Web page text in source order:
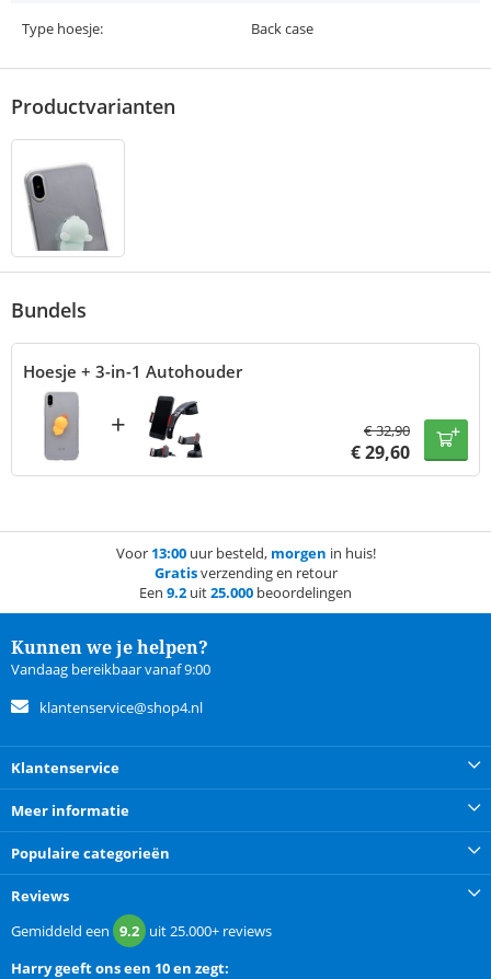
Type hoesje: Back case
Productvarianten
Bundels
Hoesje + 3-in-1 Autohouder
+ €32,90
€29,60
Voor 13:00uur besteld, morgen in huis!
Gratisverzending en retour
Een 9.2 uit25.000 beoordelingen
Kunnen we je helpen?
Vandaag bereikbaar vanaf 9:00
klantenservice@shop4.nl
Klantenservice
Meer informatie
Populaire categorieën
Reviews
Gemiddeld een 9.2 uit25.000+ reviews
Harrygeeft ons een 10 en zegt: